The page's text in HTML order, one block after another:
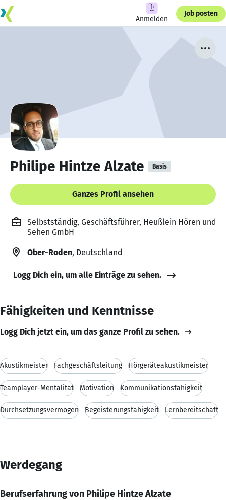
Anmelden
Job posten
Philipe Hintze Alzate Basis
Ganzes Profil ansehen
Selbstständig, Geschäftsführer, Heußlein Hören und
Sehen GmbH
Ober-Roden, Deutschland
Logg Dich ein, um alle Einträge zu sehen.
Fähigkeiten und Kenntnisse
Logg Dich jetzt ein, um das ganze Profil zu sehen.
Akustikmeister Fachgeschäftsleitung Hörgeräteakustikmeister
Teamplayer-Mentalität Motivation Kommunikationsfähigkeit
Durchsetzungsvermögen Begeisterungsfähigkeit Lernbereitschaft
Werdegang
Berufserfahrung von Philipe Hintze Alzate